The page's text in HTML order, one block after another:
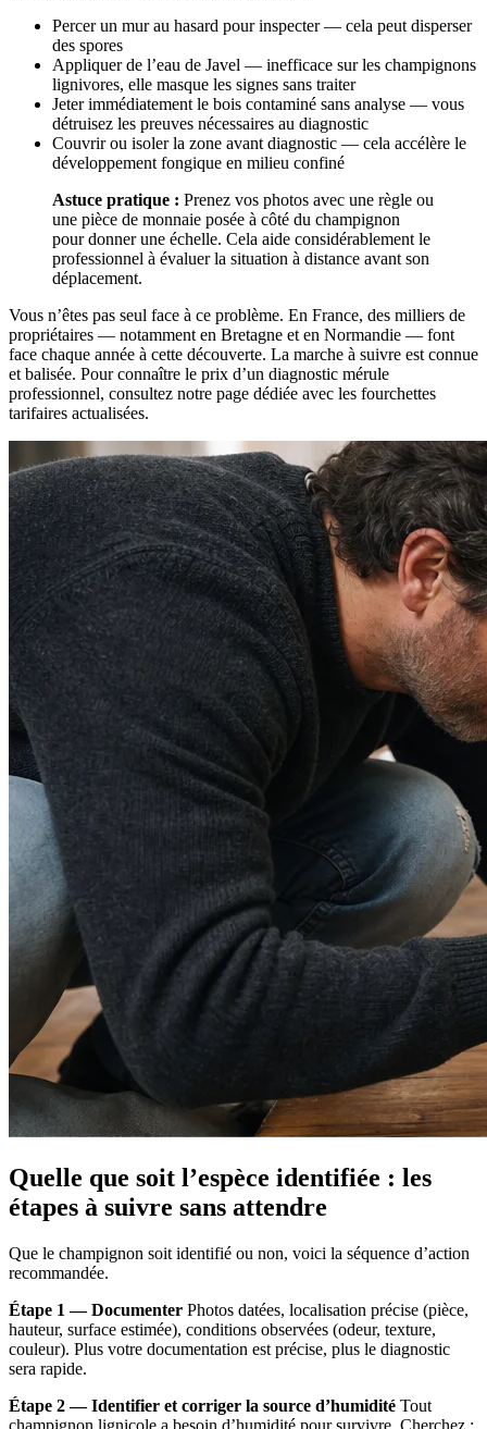
Percer un mur au hasard pour inspecter — cela peut disperser
des spores
Appliquer de l’eau de Javel — inefficace sur les champignons
lignivores, elle masque les signes sans traiter
Jeter immédiatement le bois contaminé sans analyse — vous
détruisez les preuves nécessaires au diagnostic
Couvrir ou isoler la zone avant diagnostic — cela accélère le
développement fongique en milieu confiné
Astuce pratique : Prenez vos photos avec une règle ou
une pièce de monnaie posée à côté du champignon
pour donner une échelle. Cela aide considérablement le
professionnel à évaluer la situation à distance avant son
déplacement.
Vous n’êtes pas seul face à ce problème. En France, des milliers de
propriétaires — notamment en Bretagne et en Normandie — font
face chaque année à cette découverte. La marche à suivre est connue
et balisée. Pour connaître le prix d’un diagnostic mérule
professionnel, consultez notre page dédiée avec les fourchettes
tarifaires actualisées.
Quelle que soit l’espèce identifiée : les
étapes à suivre sans attendre
Que le champignon soit identifié ou non, voici la séquence d’action
recommandée.
Étape 1 — Documenter Photos datées, localisation précise (pièce,
hauteur, surface estimée), conditions observées (odeur, texture,
couleur). Plus votre documentation est précise, plus le diagnostic
sera rapide.
Étape 2 — Identifier et corriger la source d’humidité Tout
champignon lignicole a besoin d’humidité pour survivre. Cherchez :